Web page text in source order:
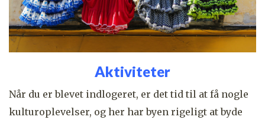
Aktiviteter
Når du er blevet indlogeret, er det tid til at få nogle
kulturoplevelser, og her har byen rigeligt at byde